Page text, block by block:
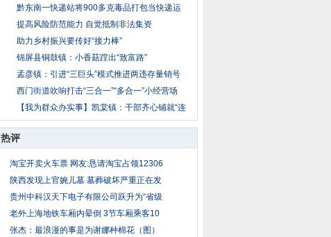
黔东南一快递站将900多克毒品打包当快递运
送，
提高风险防范能力 自觉抵制非法集资
助力乡村振兴要传好“接力棒”
锦屏县铜鼓镇：小香菇蹚出“致富路”
孟彦镇：引进“三巨头”模式推进两违存量销号
西门街道吹响打击“三合一”“多合一”小经营场
【我为群众办实事】凯棠镇：干部齐心铺就“连
热评
淘宝开卖火车票 网友:恳请淘宝占领12306
陕西发现上官婉儿墓 墓葬破坏严重正在发
贵州中科汉天下电子有限公司跃升为“省级
老外上海地铁车厢内晕倒 3节车厢乘客10
张杰：最浪漫的事是为谢娜种棉花（图）